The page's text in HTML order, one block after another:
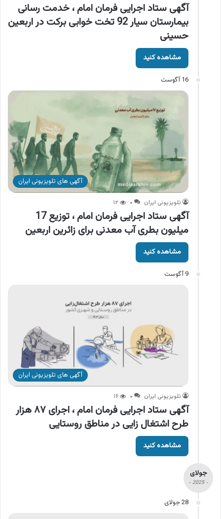
آگهی ستاد اجرایی فرمان امام ، خدمت رسانی
بیمارستان سیار 92 تخت خوابی برکت در اربعین
حسینی
مشاهده کنید
16 آگوست
آگهی های تلویزیونی ایران
تلویزیونی ایران ۰ ۱۲
آگهی ستاد اجرایی فرمان امام ، توزیع 17
میلیون بطری آب معدنی برای زائرین اربعین
مشاهده کنید
9 آگوست
آگهی های تلویزیونی ایران
تلویزیونی ایران ۰ ۱۶
آگهی ستاد اجرایی فرمان امام ، اجرای ۸۷ هزار
طرح اشتغال زایی در مناطق روستایی
مشاهده کنید
جولای
- 2025 -
28 جولای